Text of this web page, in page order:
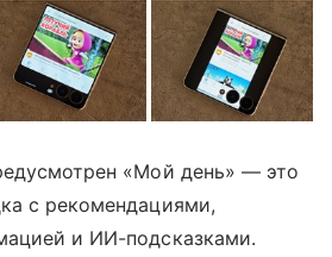
«Мой день» — это
с рекомендациями,
и ИИ-подсказками.